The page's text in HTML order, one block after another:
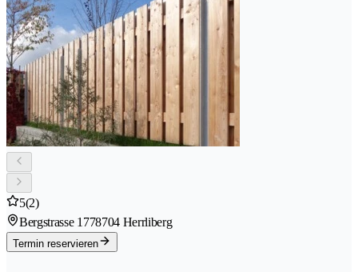
5(2)
Bergstrasse 1778704 Herrliberg
Termin reservieren